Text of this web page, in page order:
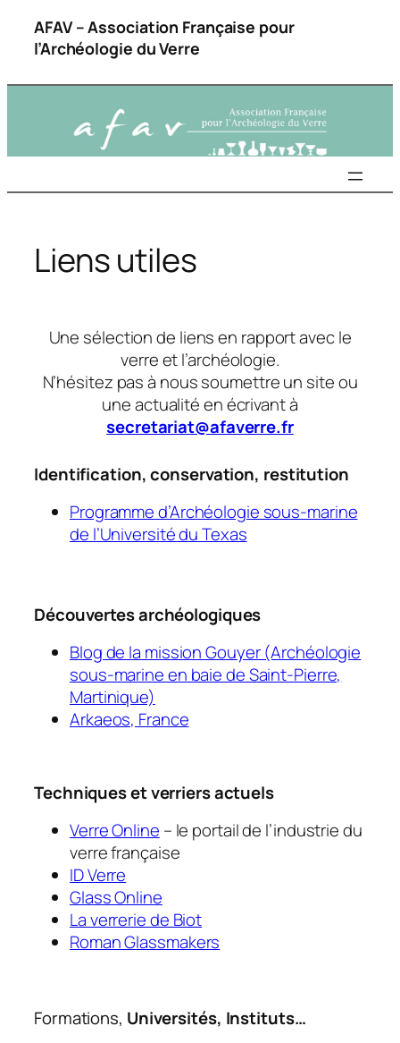
Aller
contenu
AFAV – Association Française pour
l’Archéologie du Verre
Liens utiles
Une sélection de liens en rapport avec le
verre et l’archéologie.
N’hésitez pas à nous soumettre un site ou
une actualité en écrivant à
secretariat@afaverre.fr
Identification, conservation, restitution
Programme d’Archéologie sous-marine
de l’Université du Texas
Découvertes archéologiques
Blog de la mission Gouyer (Archéologie
sous-marine en baie de Saint-Pierre,
Martinique)
Arkaeos, France
Techniques et verriers actuels
Verre Online – le portail de l’industrie du
verre française
ID Verre
Glass Online
La verrerie de Biot
Roman Glassmakers
Formations, Universités, Instituts…